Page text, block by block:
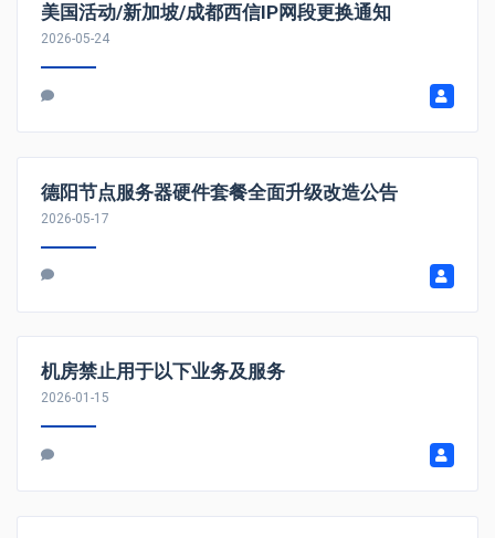
美国活动/新加坡/成都西信IP网段更换通知
2026-05-24
德阳节点服务器硬件套餐全面升级改造公告
2026-05-17
机房禁止用于以下业务及服务
2026-01-15